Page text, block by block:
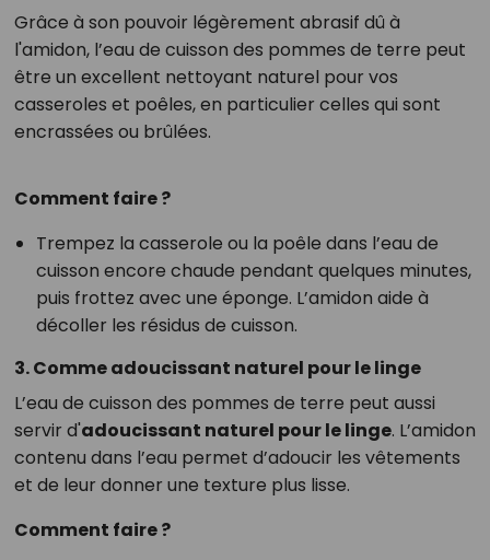
Grâce à son pouvoir légèrement abrasif dû à
l'amidon, l’eau de cuisson des pommes de terre peut
être un excellent nettoyant naturel pour vos
casseroles et poêles, en particulier celles qui sont
encrassées ou brûlées.
Comment faire ?
Trempez la casserole ou la poêle dans l’eau de
cuisson encore chaude pendant quelques minutes,
puis frottez avec une éponge. L’amidon aide à
décoller les résidus de cuisson.
3. Comme adoucissant naturel pour le linge
L’eau de cuisson des pommes de terre peut aussi
servir d'adoucissant naturel pour le linge. L’amidon
contenu dans l’eau permet d’adoucir les vêtements
et de leur donner une texture plus lisse.
Comment faire ?